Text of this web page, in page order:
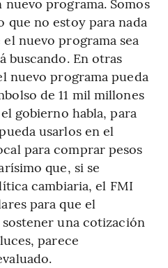
que no estoy para nada
nuevo programa sea
buscando. En otras
nuevo programa pueda
de 11 mil millones
gobierno habla, para
usarlos en el
para comprar pesos
que, si se
cambiaria, el FMI
para que el
una cotización
parece